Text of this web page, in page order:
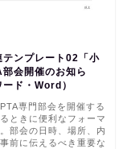
テンプレート02「小
会開催のお知ら
ド・Word）
専門部会を開催する
ときに便利なフォーマ
部会の日時、場所、内
前に伝えるべき重要な